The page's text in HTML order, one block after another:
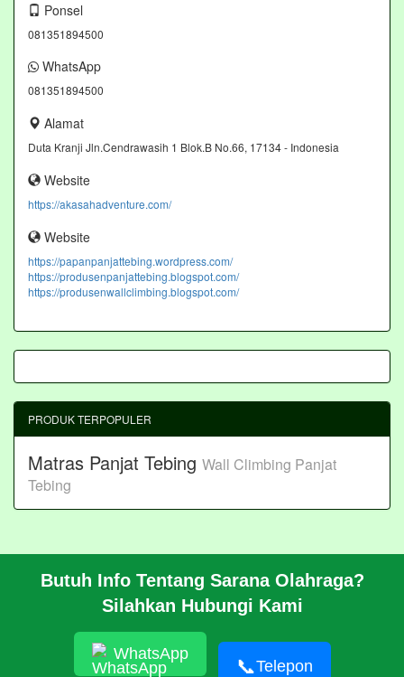
Ponsel
081351894500
WhatsApp
081351894500
Alamat
Duta Kranji Jln.Cendrawasih 1 Blok.B No.66, 17134 - Indonesia
Website
https://akasahadventure.com/
Website
https://papanpanjattebing.wordpress.com/
https://produsenpanjattebing.blogspot.com/
https://produsenwallclimbing.blogspot.com/
Butuh Info Tentang Sarana Olahraga?
Silahkan Hubungi Kami
WhatsApp
📞Telepon
PRODUK TERPOPULER
Matras Panjat Tebing Wall Climbing Panjat
Tebing
CARA PESAN
HUBUNGI KAMI